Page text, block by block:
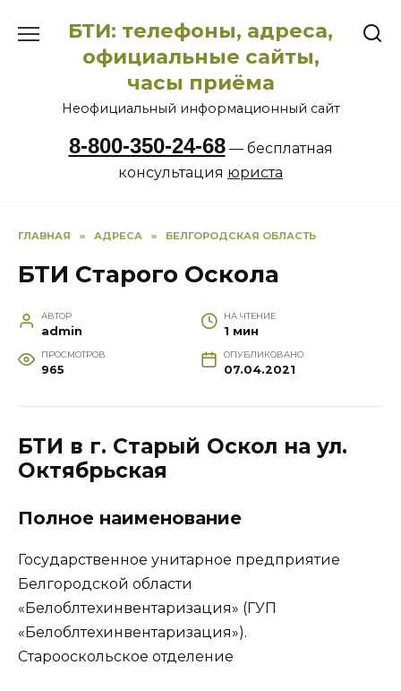
содержанию
БТИ: телефоны, адреса,
официальные сайты,
часы приёма
Неофициальный информационный сайт
8-800-350-24-68— бесплатная
консультация юриста
ГЛАВНАЯ » АДРЕСА » БЕЛГОРОДСКАЯ ОБЛАСТЬ
БТИ Старого Оскола
АВТОР
admin
НА ЧТЕНИЕ
1 мин
ПРОСМОТРОВ
965
ОПУБЛИКОВАНО
07.04.2021
БТИ в г. Старый Оскол на ул.
Октябрьская
Полное наименование
Государственное унитарное предприятие
Белгородской области
«Белоблтехинвентаризация» (ГУП
«Белоблтехинвентаризация»).
Старооскольское отделение